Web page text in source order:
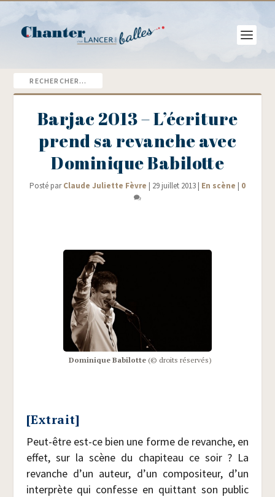
Barjac 2013 – L’écriture
prend sa revanche avec
Dominique Babilotte
Posté parClaude Juliette Fèvre | 29 juillet 2013 | En scène | 0
Domi­nique Babi­lotte(© droits réservés)
[Extrait]
Peut-être est-ce bien une forme de revanche, en
effet, sur la scène du cha­pi­teau ce soir ? La
revanche d’un auteur, d’un com­po­si­teur, d’un
inter­prète qui confesse en quit­tant son public